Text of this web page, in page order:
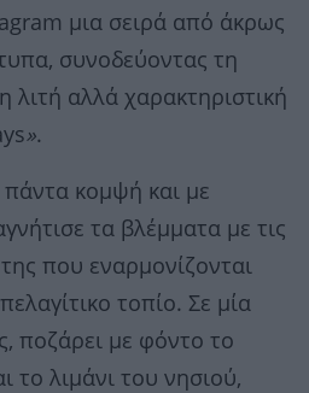
μια σειρά από άκρως
συνοδεύοντας τη
λιτή αλλά χαρακτηριστική
».
πάντα κομψή και με
τα βλέμματα με τις
που εναρμονίζονται
τοπίο. Σε μία
ποζάρει με φόντο το
το λιμάνι του νησιού,